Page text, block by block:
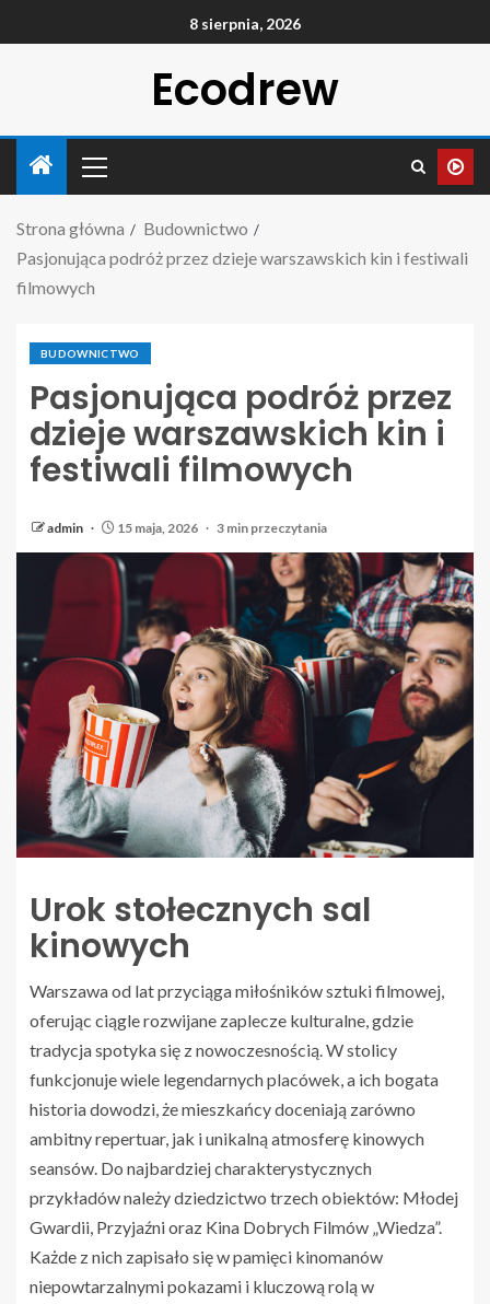
8 sierpnia, 2026
Ecodrew
Strona główna
Budownictwo
Pasjonująca podróż przez dzieje warszawskich kin i festiwali
filmowych
BUDOWNICTWO
Pasjonująca podróż przez
dzieje warszawskich kin i
festiwali filmowych
admin 15 maja, 2026 3 min przeczytania
Urok stołecznych sal
kinowych
Warszawa od lat przyciąga miłośników sztuki filmowej,
oferując ciągle rozwijane zaplecze kulturalne, gdzie
tradycja spotyka się z nowoczesnością. W stolicy
funkcjonuje wiele legendarnych placówek, a ich bogata
historia dowodzi, że mieszkańcy doceniają zarówno
ambitny repertuar, jak i unikalną atmosferę kinowych
seansów. Do najbardziej charakterystycznych
przykładów należy dziedzictwo trzech obiektów: Młodej
Gwardii, Przyjaźni oraz Kina Dobrych Filmów „Wiedza”.
Każde z nich zapisało się w pamięci kinomanów
niepowtarzalnymi pokazami i kluczową rolą w